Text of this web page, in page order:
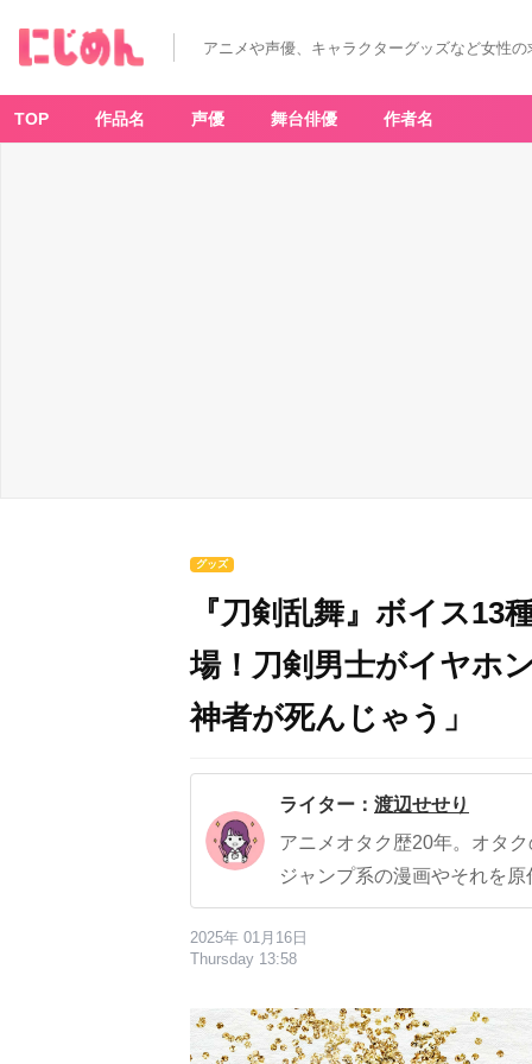
アニメや声優、キャラクターグッズなど女性
TOP 作品名 声優 舞台俳優 作者名
グッズ
『刀剣乱舞』ボイス
場！刀剣男士がイヤホ
神者が死んじゃう」
ライター： 渡辺せせり
アニメオタク歴20年。オタ
ジャンプ系の漫画やそれを
2025年 01月16日
Thursday 13:58